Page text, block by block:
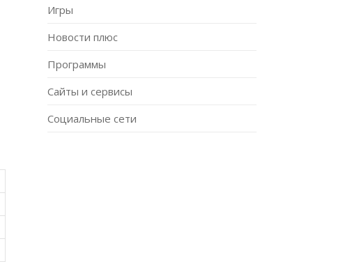
Игры
Новости плюс
Программы
Сайты и сервисы
Социальные сети